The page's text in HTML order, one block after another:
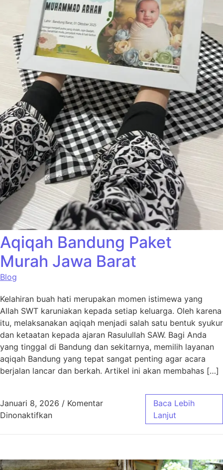
Aqiqah Bandung Paket
Murah Jawa Barat
Blog
Kelahiran buah hati merupakan momen istimewa yang
Allah SWT karuniakan kepada setiap keluarga. Oleh karena
itu, melaksanakan aqiqah menjadi salah satu bentuk syukur
dan ketaatan kepada ajaran Rasulullah SAW. Bagi Anda
yang tinggal di Bandung dan sekitarnya, memilih layanan
aqiqah Bandung yang tepat sangat penting agar acara
berjalan lancar dan berkah. Artikel ini akan membahas […]
Januari 8, 2026 / Komentar
Dinonaktifkanpada Aqiqah Bandung Paket Murah Jawa
Baca Lebih
Lanjut